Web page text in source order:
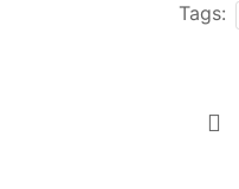
Tags: